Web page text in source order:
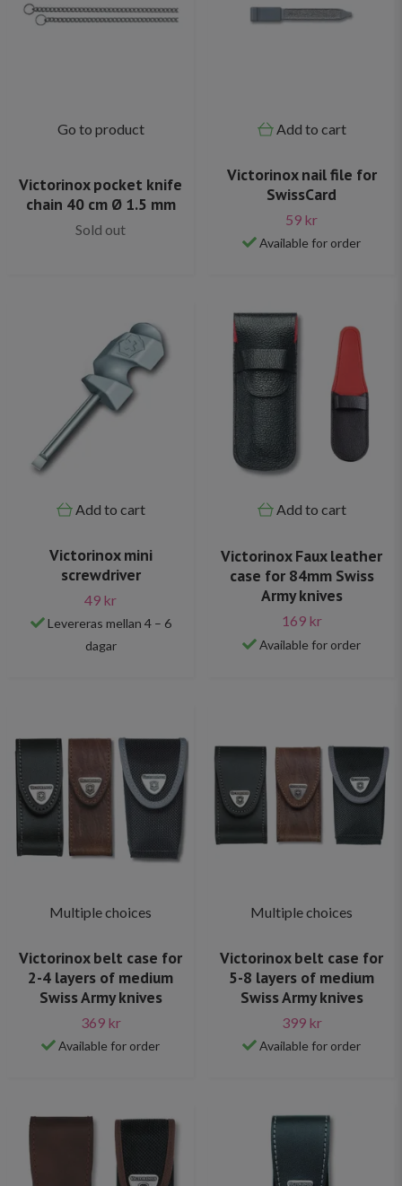
Go to product
Victorinox pocket knife
chain 40 cm Ø 1.5 mm
Sold out
Add to cart
Victorinox nail file for
SwissCard
59 kr
Available for order
Add to cart
Victorinox mini
screwdriver
49 kr
Levereras mellan 4 – 6
dagar
Add to cart
Victorinox Faux leather
case for 84mm Swiss
Army knives
169 kr
Available for order
Multiple choices
Victorinox belt case for
2-4 layers of medium
Swiss Army knives
369 kr
Available for order
Multiple choices
Victorinox belt case for
5-8 layers of medium
Swiss Army knives
399 kr
Available for order